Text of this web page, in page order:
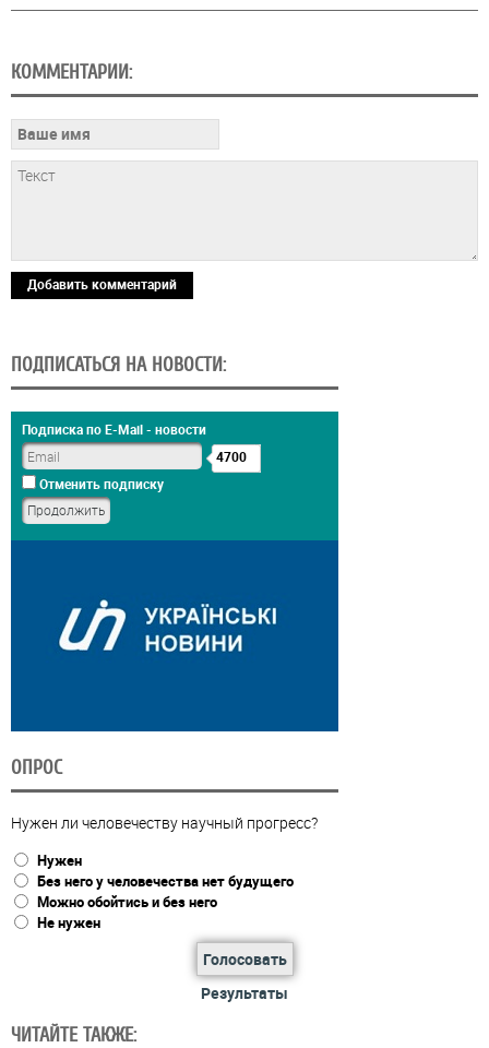
КОММЕНТАРИИ:
Добавить комментарий
ПОДПИСАТЬСЯ НА НОВОСТИ:
Подписка по E-Mail - новости
4700
Отменить подписку
ОПРОС
Нужен ли человечеству научный прогресс?
Нужен
Без него у человечества нет будущего
Можно обойтись и без него
Не нужен
Голосовать
Результаты
ЧИТАЙТЕ ТАКЖЕ: